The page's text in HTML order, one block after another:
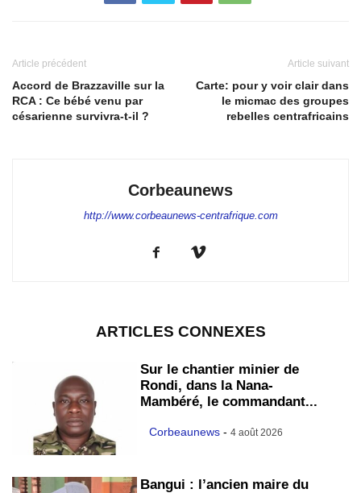
Article précédent
Accord de Brazzaville sur la
RCA : Ce bébé venu par
césarienne survivra-t-il ?
Article suivant
Carte: pour y voir clair dans
le micmac des groupes
rebelles centrafricains
Corbeaunews
http://www.corbeaunews-centrafrique.com
ARTICLES CONNEXES
Sur le chantier minier de
Rondi, dans la Nana-
Mambéré, le commandant...
Corbeaunews - 4 août 2026
Bangui : l’ancien maire du